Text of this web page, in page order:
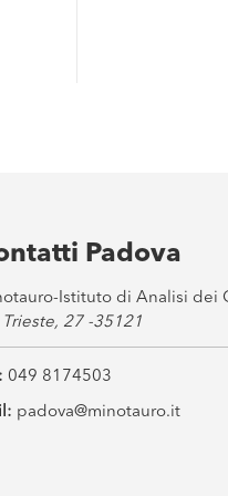
Padova
Istituto di Analisi dei
Trieste, 27 -35121
049 8174503
padova@minotauro.it